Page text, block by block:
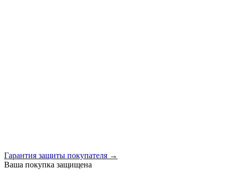
Гарантия защиты покупателя →
Ваша покупка защищена